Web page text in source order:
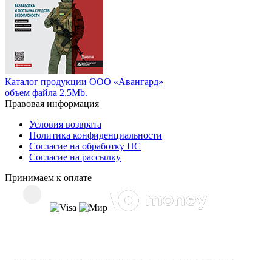
Каталог продукции ООО «Авангард»
объем файла 2,5Mb.
Правовая информация
Условия возврата
Политика конфиденциальности
Согласие на обработку ПС
Согласие на рассылку
Принимаем к оплате